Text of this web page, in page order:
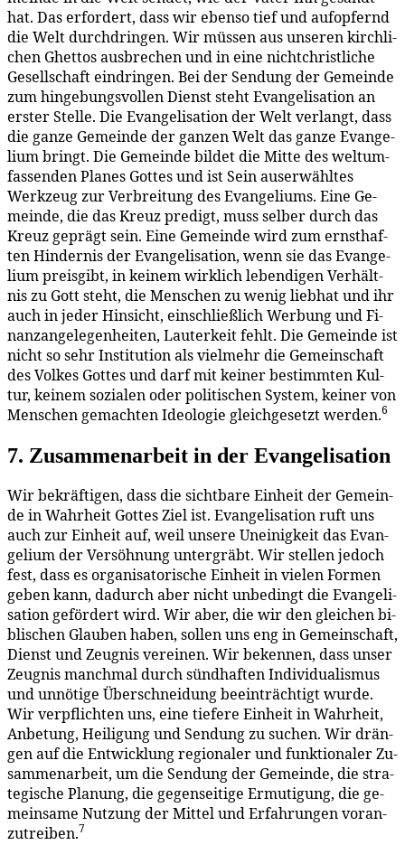
hat. Das er­for­dert, dass wir eben­so tief und auf­op­fernd
die Welt durch­drin­gen. Wir müs­sen aus un­se­ren kirch­li­
chen Ghet­tos aus­bre­chen und in ei­ne nicht­christ­li­che
Ge­sell­schaft ein­drin­gen. Bei der Sen­dung der Ge­mein­de
zum hin­ge­bungs­vol­len Dienst steht Evan­ge­li­sa­ti­on an
ers­ter Stel­le. Die Evan­ge­li­sa­ti­on der Welt ver­langt, dass
die gan­ze Ge­mein­de der gan­zen Welt das gan­ze Evan­ge­
li­um bringt. Die Ge­mein­de bil­det die Mit­te des welt­um­
fas­sen­den Pla­nes Got­tes und ist Sein aus­er­wähl­tes
Werk­zeug zur Ver­brei­tung des Evan­ge­li­ums. Ei­ne Ge­
mein­de, die das Kreuz pre­digt, muss sel­ber durch das
Kreuz ge­prägt sein. Ei­ne Ge­mein­de wird zum ernst­haf­
ten Hin­der­nis der Evan­ge­li­sa­ti­on, wenn sie das Evan­ge­
li­um preis­gibt, in kei­nem wirk­lich le­ben­di­gen Ver­hält­
nis zu Gott steht, die Men­schen zu we­nig lieb­hat und ihr
auch in je­der Hin­sicht, ein­schließ­lich Wer­bung und Fi­
nanz­an­ge­le­gen­hei­ten, Lau­ter­keit fehlt. Die Ge­mein­de ist
nicht so sehr In­sti­tu­ti­on als viel­mehr die Ge­mein­schaft
des Vol­kes Got­tes und darf mit kei­ner be­stimm­ten Kul­
tur, kei­nem so­zia­len oder po­li­ti­schen Sys­tem, kei­ner von
Men­schen ge­mach­ten Ideo­lo­gie gleich­ge­setzt wer­den.6
7. Zu­sam­men­ar­beit in der Evangelisation
Wir be­kräf­ti­gen, dass die sicht­ba­re Ein­heit der Ge­mein­
de in Wahr­heit Got­tes Ziel ist. Evan­ge­li­sa­ti­on ruft uns
auch zur Ein­heit auf, weil un­se­re Un­ei­nig­keit das Evan­
ge­li­um der Ver­söh­nung un­ter­gräbt. Wir stel­len je­doch
fest, dass es or­ga­ni­sa­to­ri­sche Ein­heit in vie­len For­men
ge­ben kann, da­durch aber nicht un­be­dingt die Evan­ge­li­
sa­ti­on ge­för­dert wird. Wir aber, die wir den glei­chen bi­
bli­schen Glau­ben ha­ben, sol­len uns eng in Ge­mein­schaft,
Dienst und Zeug­nis ver­ei­nen. Wir be­ken­nen, dass un­ser
Zeug­nis manch­mal durch sünd­haf­ten In­di­vi­dua­lis­mus
und un­nö­ti­ge Über­schnei­dung be­ein­träch­tigt wur­de.
Wir ver­pflich­ten uns, ei­ne tie­fe­re Ein­heit in Wahr­heit,
An­be­tung, Hei­li­gung und Sen­dung zu su­chen. Wir drän­
gen auf die Ent­wick­lung re­gio­na­ler und funk­tio­na­ler Zu­
sam­men­ar­beit, um die Sen­dung der Ge­mein­de, die stra­
te­gi­sche Pla­nung, die ge­gen­sei­ti­ge Er­mu­ti­gung, die ge­
mein­sa­me Nut­zung der Mit­tel und Er­fah­run­gen vor­an­
zu­trei­ben.7